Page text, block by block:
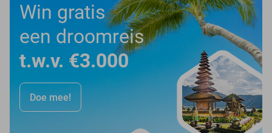
Win gratis
een droomreis
t.w.v. €3.000
Doe mee!